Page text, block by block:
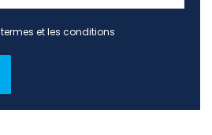
et les conditions